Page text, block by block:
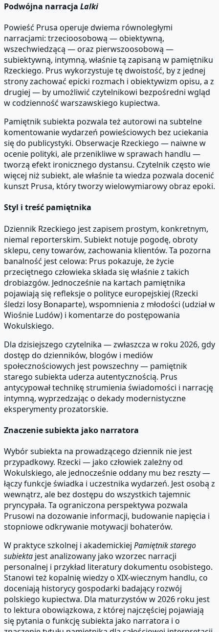
Podwójna narracja Lalki
Powieść Prusa operuje dwiema równoległymi
narracjami: trzecioosobową — obiektywną,
wszechwiedzącą — oraz pierwszoosobową —
subiektywną, intymną, właśnie tą zapisaną w pamiętniku
Rzeckiego. Prus wykorzystuje tę dwoistość, by z jednej
strony zachować epicki rozmach i obiektywizm opisu, a z
drugiej — by umożliwić czytelnikowi bezpośredni wgląd
w codzienność warszawskiego kupiectwa.
Pamiętnik subiekta pozwala też autorowi na subtelne
komentowanie wydarzeń powieściowych bez uciekania
się do publicystyki. Obserwacje Rzeckiego — naiwne w
ocenie polityki, ale przenikliwe w sprawach handlu —
tworzą efekt ironicznego dystansu. Czytelnik często wie
więcej niż subiekt, ale właśnie ta wiedza pozwala docenić
kunszt Prusa, który tworzy wielowymiarowy obraz epoki.
Styl i treść pamiętnika
Dziennik Rzeckiego jest zapisem prostym, konkretnym,
niemal reporterskim. Subiekt notuje pogodę, obroty
sklepu, ceny towarów, zachowania klientów. Ta pozorna
banalność jest celowa: Prus pokazuje, że życie
przeciętnego człowieka składa się właśnie z takich
drobiazgów. Jednocześnie na kartach pamiętnika
pojawiają się refleksje o polityce europejskiej (Rzecki
śledzi losy Bonaparte), wspomnienia z młodości (udział w
Wiośnie Ludów) i komentarze do postępowania
Wokulskiego.
Dla dzisiejszego czytelnika — zwłaszcza w roku 2026, gdy
dostęp do dzienników, blogów i mediów
społecznościowych jest powszechny — pamiętnik
starego subiekta uderza autentycznością. Prus
antycypował technikę strumienia świadomości i narrację
intymną, wyprzedzając o dekady modernistyczne
eksperymenty prozatorskie.
Znaczenie subiekta jako narratora
Wybór subiekta na prowadzącego dziennik nie jest
przypadkowy. Rzecki — jako człowiek zależny od
Wokulskiego, ale jednocześnie oddany mu bez reszty —
łączy funkcje świadka i uczestnika wydarzeń. Jest osobą z
wewnątrz, ale bez dostępu do wszystkich tajemnic
pryncypała. Ta ograniczona perspektywa pozwala
Prusowi na dozowanie informacji, budowanie napięcia i
stopniowe odkrywanie motywacji bohaterów.
W praktyce szkolnej i akademickiej Pamiętnik starego
subiekta jest analizowany jako wzorzec narracji
personalnej i przykład literatury dokumentu osobistego.
Stanowi też kopalnię wiedzy o XIX-wiecznym handlu, co
doceniają historycy gospodarki badający rozwój
polskiego kupiectwa. Dla maturzystów w 2026 roku jest
to lektura obowiązkowa, z której najczęściej pojawiają
się pytania o funkcję subiekta jako narratora i o